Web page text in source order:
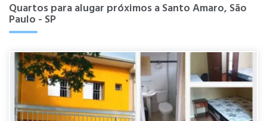
Quartos para alugar próximos a Santo Amaro, São
Paulo - SP